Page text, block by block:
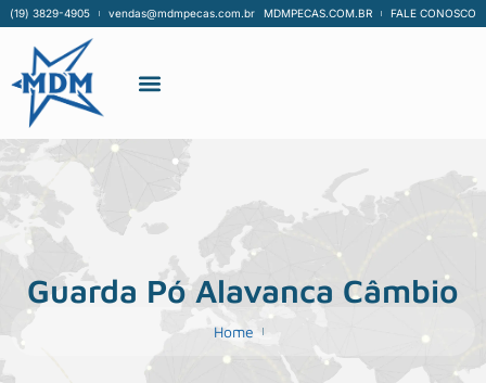
(19) 3829-4905 vendas@mdmpecas.com.br MDMPECAS.COM.BR FALE CONOSCO
Guarda Pó Alavanca Câmbio
Home